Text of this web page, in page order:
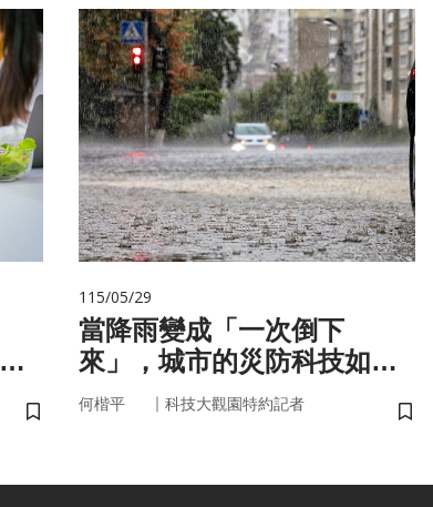
儲存書籤
115/05/29
當降雨變成「一次倒下
來」，城市的災防科技如何
即時應變？
何楷平 ｜ 科技大觀園特約記者
儲